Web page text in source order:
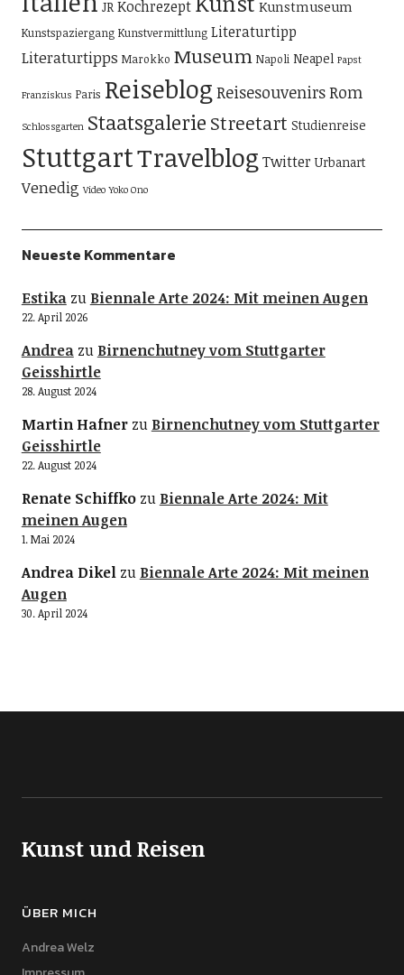
JR Kochrezept Kunstmuseum
Kunstspaziergang Kunstvermittlung Literaturtipp
Literaturtipps Marokko Museum Napoli Neapel Papst
Franziskus Paris Reiseblog ReisesouvenirsRom
Schlossgarten Staatsgalerie Streetart Studienreise
StuttgartTravelblog Twitter Urbanart
Venedig Video Yoko Ono
Neueste Kommentare
Estikazu Biennale Arte 2024: Mit meinen Augen
22. April 2026
Andreazu Birnenchutney vom Stuttgarter
Geisshirtle
28. August 2024
Martin Hafnerzu Birnenchutney vom Stuttgarter
Geisshirtle
22. August 2024
Renate Schiffkozu Biennale Arte 2024: Mit
meinen Augen
1. Mai 2024
Andrea Dikelzu Biennale Arte 2024: Mit meinen
Augen
30. April 2024
Kunst und Reisen
ÜBER MICH
Andrea Welz